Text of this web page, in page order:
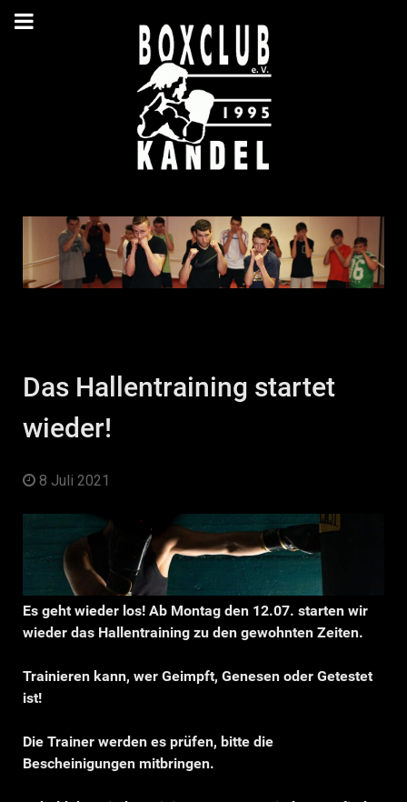
Das Hallentraining startet
wieder!
8 Juli 2021
Es geht wieder los! Ab Montag den 12.07. starten wir
wieder das Hallentraining zu den gewohnten Zeiten.
Trainieren kann, wer Geimpft, Genesen oder Getestet
ist!
Die Trainer werden es prüfen, bitte die
Bescheinigungen mitbringen.